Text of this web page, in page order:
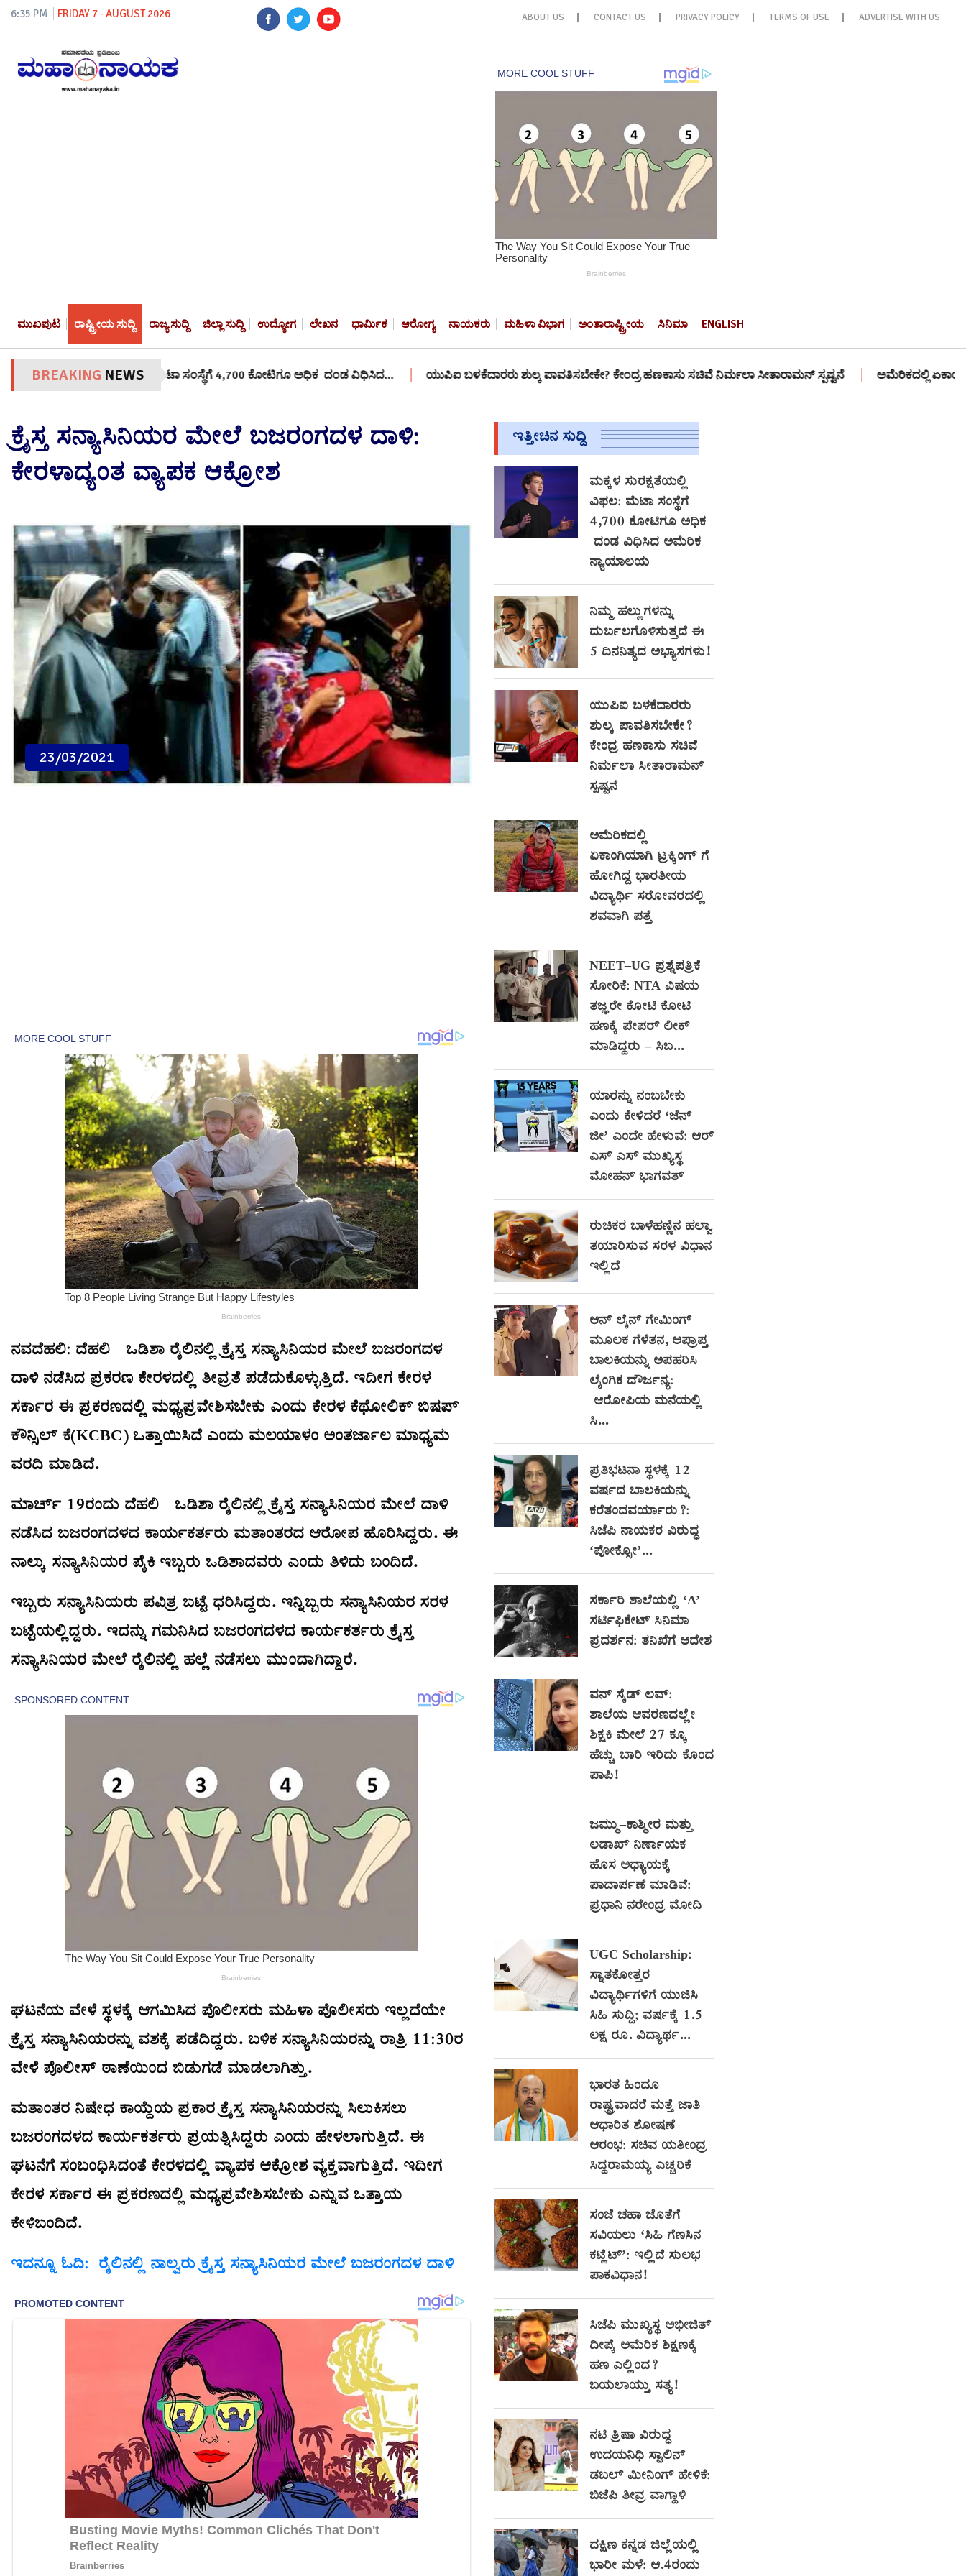
6:35 PM FRIDAY 7 - AUGUST 2026 ABOUT US CONTACT US PRIVACY POLICY TERMS OF USE ADVERTISE WITH US
ಮುಖಪುಟ ರಾಷ್ಟ್ರೀಯ ಸುದ್ದಿ ರಾಜ್ಯ ಸುದ್ದಿ ಜಿಲ್ಲಾ ಸುದ್ದಿ ಉದ್ಯೋಗ ಲೇಖನ ಧಾರ್ಮಿಕ ಆರೋಗ್ಯ ನಾಯಕರು ಮಹಿಳಾ ವಿಭಾಗ ಅಂತಾರಾಷ್ಟ್ರೀಯ ಸಿನಿಮಾ ENGLISH
BREAKING NEWS
ಸುರಕ್ಷತೆಯಲ್ಲಿ ವಿಫಲ: ಮೆಟಾ ಸಂಸ್ಥೆಗೆ 4,700 ಕೋಟಿಗೂ ಅಧಿಕ ದಂಡ ವಿಧಿಸಿದ… ಯುಪಿಐ ಬಳಕೆದಾರರು ಶುಲ್ಕ ಪಾವತಿಸಬೇಕೇ? ಕೇಂದ್ರ ಹಣಕಾಸು ಸಚಿವೆ ನಿರ್ಮಲಾ ಸೀತಾರಾಮನ್ ಸ್ಪಷ್ಟನೆ ಅಮೆರಿಕದಲ್ಲಿ ಏಕಾಂಗಿಯಾಗಿ
ಕ್ರೈಸ್ತ ಸನ್ಯಾಸಿನಿಯರ ಮೇಲೆ ಬಜರಂಗದಳ ದಾಳಿ:
ಕೇರಳಾದ್ಯಂತ ವ್ಯಾಪಕ ಆಕ್ರೋಶ
23/03/2021
ನವದೆಹಲಿ: ದೆಹಲಿ-ಒಡಿಶಾ ರೈಲಿನಲ್ಲಿ ಕ್ರೈಸ್ತ ಸನ್ಯಾಸಿನಿಯರ ಮೇಲೆ ಬಜರಂಗದಳ
ದಾಳಿ ನಡೆಸಿದ ಪ್ರಕರಣ ಕೇರಳದಲ್ಲಿ ತೀವ್ರತೆ ಪಡೆದುಕೊಳ್ಳುತ್ತಿದೆ. ಇದೀಗ ಕೇರಳ
ಸರ್ಕಾರ ಈ ಪ್ರಕರಣದಲ್ಲಿ ಮಧ್ಯಪ್ರವೇಶಿಸಬೇಕು ಎಂದು ಕೇರಳ ಕೆಥೋಲಿಕ್ ಬಿಷಪ್
ಕೌನ್ಸಿಲ್ ಕೆ(KCBC) ಒತ್ತಾಯಿಸಿದೆ ಎಂದು ಮಲಯಾಳಂ ಅಂತರ್ಜಾಲ ಮಾಧ್ಯಮ
ವರದಿ ಮಾಡಿದೆ.
ಮಾರ್ಚ್ 19ರಂದು ದೆಹಲಿ-ಒಡಿಶಾ ರೈಲಿನಲ್ಲಿ ಕ್ರೈಸ್ತ ಸನ್ಯಾಸಿನಿಯರ ಮೇಲೆ ದಾಳಿ
ನಡೆಸಿದ ಬಜರಂಗದಳದ ಕಾರ್ಯಕರ್ತರು ಮತಾಂತರದ ಆರೋಪ ಹೊರಿಸಿದ್ದರು. ಈ
ನಾಲ್ಕು ಸನ್ಯಾಸಿನಿಯರ ಪೈಕಿ ಇಬ್ಬರು ಒಡಿಶಾದವರು ಎಂದು ತಿಳಿದು ಬಂದಿದೆ.
ಇಬ್ಬರು ಸನ್ಯಾಸಿನಿಯರು ಪವಿತ್ರ ಬಟ್ಟೆ ಧರಿಸಿದ್ದರು. ಇನ್ನಿಬ್ಬರು ಸನ್ಯಾಸಿನಿಯರ ಸರಳ
ಬಟ್ಟೆಯಲ್ಲಿದ್ದರು. ಇದನ್ನು ಗಮನಿಸಿದ ಬಜರಂಗದಳದ ಕಾರ್ಯಕರ್ತರು ಕ್ರೈಸ್ತ
ಸನ್ಯಾಸಿನಿಯರ ಮೇಲೆ ರೈಲಿನಲ್ಲಿ ಹಲ್ಲೆ ನಡೆಸಲು ಮುಂದಾಗಿದ್ದಾರೆ.
ಘಟನೆಯ ವೇಳೆ ಸ್ಥಳಕ್ಕೆ ಆಗಮಿಸಿದ ಪೊಲೀಸರು ಮಹಿಳಾ ಪೊಲೀಸರು ಇಲ್ಲದೆಯೇ
ಕ್ರೈಸ್ತ ಸನ್ಯಾಸಿನಿಯರನ್ನು ವಶಕ್ಕೆ ಪಡೆದಿದ್ದರು. ಬಳಿಕ ಸನ್ಯಾಸಿನಿಯರನ್ನು ರಾತ್ರಿ 11:30ರ
ವೇಳೆ ಪೊಲೀಸ್ ಠಾಣೆಯಿಂದ ಬಿಡುಗಡೆ ಮಾಡಲಾಗಿತ್ತು.
ಮತಾಂತರ ನಿಷೇಧ ಕಾಯ್ದೆಯ ಪ್ರಕಾರ ಕ್ರೈಸ್ತ ಸನ್ಯಾಸಿನಿಯರನ್ನು ಸಿಲುಕಿಸಲು
ಬಜರಂಗದಳದ ಕಾರ್ಯಕರ್ತರು ಪ್ರಯತ್ನಿಸಿದ್ದರು ಎಂದು ಹೇಳಲಾಗುತ್ತಿದೆ. ಈ
ಘಟನೆಗೆ ಸಂಬಂಧಿಸಿದಂತೆ ಕೇರಳದಲ್ಲಿ ವ್ಯಾಪಕ ಆಕ್ರೋಶ ವ್ಯಕ್ತವಾಗುತ್ತಿದೆ. ಇದೀಗ
ಕೇರಳ ಸರ್ಕಾರ ಈ ಪ್ರಕರಣದಲ್ಲಿ ಮಧ್ಯಪ್ರವೇಶಿಸಬೇಕು ಎನ್ನುವ ಒತ್ತಾಯ
ಕೇಳಿಬಂದಿದೆ.
ಇದನ್ನೂ ಓದಿ: ರೈಲಿನಲ್ಲಿ ನಾಲ್ವರು ಕ್ರೈಸ್ತ ಸನ್ಯಾಸಿನಿಯರ ಮೇಲೆ ಬಜರಂಗದಳ ದಾಳಿ
ಇತ್ತೀಚಿನ ಸುದ್ದಿ
ಮಕ್ಕಳ ಸುರಕ್ಷತೆಯಲ್ಲಿ
ವಿಫಲ: ಮೆಟಾ ಸಂಸ್ಥೆಗೆ
4,700 ಕೋಟಿಗೂ ಅಧಿಕ
ದಂಡ ವಿಧಿಸಿದ ಅಮೆರಿಕ
ನ್ಯಾಯಾಲಯ
ನಿಮ್ಮ ಹಲ್ಲುಗಳನ್ನು
ದುರ್ಬಲಗೊಳಿಸುತ್ತದೆ ಈ
5 ದಿನನಿತ್ಯದ ಅಭ್ಯಾಸಗಳು!
ಯುಪಿಐ ಬಳಕೆದಾರರು
ಶುಲ್ಕ ಪಾವತಿಸಬೇಕೇ?
ಕೇಂದ್ರ ಹಣಕಾಸು ಸಚಿವೆ
ನಿರ್ಮಲಾ ಸೀತಾರಾಮನ್
ಸ್ಪಷ್ಟನೆ
ಅಮೆರಿಕದಲ್ಲಿ
ಏಕಾಂಗಿಯಾಗಿ ಟ್ರಕ್ಕಿಂಗ್ ಗೆ
ಹೋಗಿದ್ದ ಭಾರತೀಯ
ವಿದ್ಯಾರ್ಥಿ ಸರೋವರದಲ್ಲಿ
ಶವವಾಗಿ ಪತ್ತೆ
NEET–UG ಪ್ರಶ್ನೆಪತ್ರಿಕೆ
ಸೋರಿಕೆ: NTA ವಿಷಯ
ತಜ್ಞರೇ ಕೋಟಿ ಕೋಟಿ
ಹಣಕ್ಕೆ ಪೇಪರ್ ಲೀಕ್
ಮಾಡಿದ್ದರು – ಸಿಬ...
ಯಾರನ್ನು ನಂಬಬೇಕು
ಎಂದು ಕೇಳಿದರೆ ‘ಜೆನ್
ಜೀ’ ಎಂದೇ ಹೇಳುವೆ: ಆರ್‌
ಎಸ್ ಎಸ್ ಮುಖ್ಯಸ್ಥ
ಮೋಹನ್ ಭಾಗವತ್
ರುಚಿಕರ ಬಾಳೆಹಣ್ಣಿನ ಹಲ್ವಾ
ತಯಾರಿಸುವ ಸರಳ ವಿಧಾನ
ಇಲ್ಲಿದೆ
ಆನ್‌ ಲೈನ್ ಗೇಮಿಂಗ್‌
ಮೂಲಕ ಗೆಳೆತನ, ಅಪ್ರಾಪ್ತ
ಬಾಲಕಿಯನ್ನು ಅಪಹರಿಸಿ
ಲೈಂಗಿಕ ದೌರ್ಜನ್ಯ:
ಆರೋಪಿಯ ಮನೆಯಲ್ಲಿ
ಸಿ...
ಪ್ರತಿಭಟನಾ ಸ್ಥಳಕ್ಕೆ 12
ವರ್ಷದ ಬಾಲಕಿಯನ್ನು
ಕರೆತಂದವರ್ಯಾರು?:
ಸಿಜೆಪಿ ನಾಯಕರ ವಿರುದ್ಧ
‘ಪೋಕ್ಸೋ’...
ಸರ್ಕಾರಿ ಶಾಲೆಯಲ್ಲಿ ‘A’
ಸರ್ಟಿಫಿಕೇಟ್ ಸಿನಿಮಾ
ಪ್ರದರ್ಶನ: ತನಿಖೆಗೆ ಆದೇಶ
ವನ್ ಸೈಡ್ ಲವ್:
ಶಾಲೆಯ ಆವರಣದಲ್ಲೇ
ಶಿಕ್ಷಕಿ ಮೇಲೆ 27 ಕ್ಕೂ
ಹೆಚ್ಚು ಬಾರಿ ಇರಿದು ಕೊಂದ
ಪಾಪಿ!
ಜಮ್ಮು–ಕಾಶ್ಮೀರ ಮತ್ತು
ಲಡಾಖ್ ನಿರ್ಣಾಯಕ
ಹೊಸ ಅಧ್ಯಾಯಕ್ಕೆ
ಪಾದಾರ್ಪಣೆ ಮಾಡಿವೆ:
ಪ್ರಧಾನಿ ನರೇಂದ್ರ ಮೋದಿ
UGC Scholarship:
ಸ್ನಾತಕೋತ್ತರ
ವಿದ್ಯಾರ್ಥಿಗಳಿಗೆ ಯುಜಿಸಿ
ಸಿಹಿ ಸುದ್ದಿ; ವರ್ಷಕ್ಕೆ 1.5
ಲಕ್ಷ ರೂ. ವಿದ್ಯಾರ್ಥ...
ಭಾರತ ಹಿಂದೂ
ರಾಷ್ಟ್ರವಾದರೆ ಮತ್ತೆ ಜಾತಿ
ಆಧಾರಿತ ಶೋಷಣೆ
ಆರಂಭ: ಸಚಿವ ಯತೀಂದ್ರ
ಸಿದ್ದರಾಮಯ್ಯ ಎಚ್ಚರಿಕೆ
ಸಂಜೆ ಚಹಾ ಜೊತೆಗೆ
ಸವಿಯಲು ‘ಸಿಹಿ ಗೆಣಸಿನ
ಕಟ್ಲೆಟ್’: ಇಲ್ಲಿದೆ ಸುಲಭ
ಪಾಕವಿಧಾನ!
ಸಿಜೆಪಿ ಮುಖ್ಯಸ್ಥ ಅಭೀಜಿತ್
ದೀಪ್ಕೆ ಅಮೆರಿಕ ಶಿಕ್ಷಣಕ್ಕೆ
ಹಣ ಎಲ್ಲಿಂದ?
ಬಯಲಾಯ್ತು ಸತ್ಯ!
ನಟಿ ತ್ರಿಷಾ ವಿರುದ್ಧ
ಉದಯನಿಧಿ ಸ್ಟಾಲಿನ್
ಡಬಲ್ ಮೀನಿಂಗ್ ಹೇಳಿಕೆ:
ಬಿಜೆಪಿ ತೀವ್ರ ವಾಗ್ದಾಳಿ
ದಕ್ಷಿಣ ಕನ್ನಡ ಜಿಲ್ಲೆಯಲ್ಲಿ
ಭಾರೀ ಮಳೆ: ಆ.4ರಂದು